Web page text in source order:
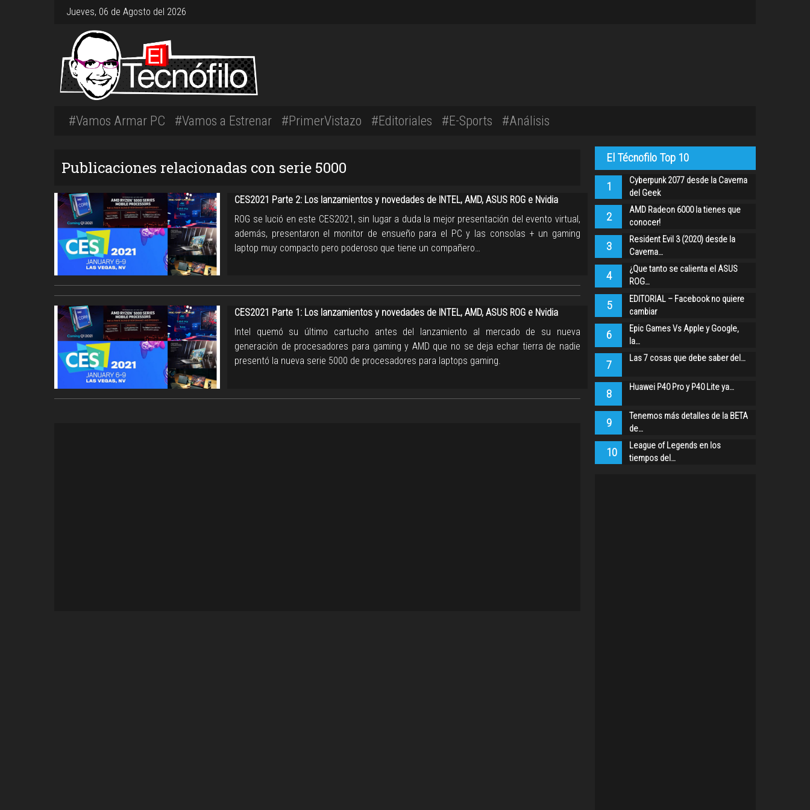
Jueves, 06 de Agosto del 2026
#Vamos Armar PC #Vamos a Estrenar #PrimerVistazo #Editoriales #E-Sports #Análisis
Publicaciones relacionadas con serie 5000
CES2021 Parte 2: Los lanzamientos y novedades de INTEL, AMD, ASUS ROG e Nvidia
ROG se lució en este CES2021, sin lugar a duda la mejor presentación del evento virtual,
además, presentaron el monitor de ensueño para el PC y las consolas + un gaming
laptop muy compacto pero poderoso que tiene un compañero…
CES2021 Parte 1: Los lanzamientos y novedades de INTEL, AMD, ASUS ROG e Nvidia
Intel quemó su último cartucho antes del lanzamiento al mercado de su nueva
generación de procesadores para gaming y AMD que no se deja echar tierra de nadie
presentó la nueva serie 5000 de procesadores para laptops gaming.
El Técnofilo Top 10
1
Cyberpunk 2077 desde la Caverna
del Geek
2
AMD Radeon 6000 la tienes que
conocer!
3
Resident Evil 3 (2020) desde la
Caverna…
4
¿Que tanto se calienta el ASUS
ROG…
5
EDITORIAL – Facebook no quiere
cambiar
6
Epic Games Vs Apple y Google,
la…
7 Las 7 cosas que debe saber del…
8 Huawei P40 Pro y P40 Lite ya…
9
Tenemos más detalles de la BETA
de…
10
League of Legends en los
tiempos del…